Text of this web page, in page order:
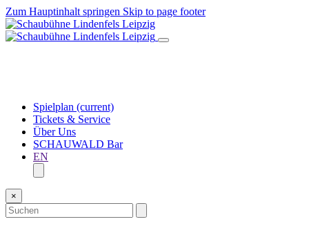
Zum Hauptinhalt springen Skip to page footer
Spielplan (current)
Tickets & Service
Über Uns
SCHAUWALD Bar
EN
×